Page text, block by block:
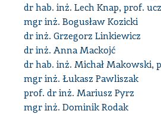
dr hab. inż. Lech Knap, prof.
mgr inż. Bogusław Kozicki
dr inż. Grzegorz Linkiewicz
dr inż. Anna Mackojć
dr hab. inż. Michał Makowski,
mgr inż. Łukasz Pawliszak
prof. dr inż. Mariusz Pyrz
mgr inż. Dominik Rodak